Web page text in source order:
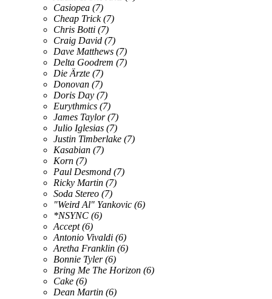
Casiopea (7)
Cheap Trick (7)
Chris Botti (7)
Craig David (7)
Dave Matthews (7)
Delta Goodrem (7)
Die Ärzte (7)
Donovan (7)
Doris Day (7)
Eurythmics (7)
James Taylor (7)
Julio Iglesias (7)
Justin Timberlake (7)
Kasabian (7)
Korn (7)
Paul Desmond (7)
Ricky Martin (7)
Soda Stereo (7)
"Weird Al" Yankovic (6)
*NSYNC (6)
Accept (6)
Antonio Vivaldi (6)
Aretha Franklin (6)
Bonnie Tyler (6)
Bring Me The Horizon (6)
Cake (6)
Dean Martin (6)